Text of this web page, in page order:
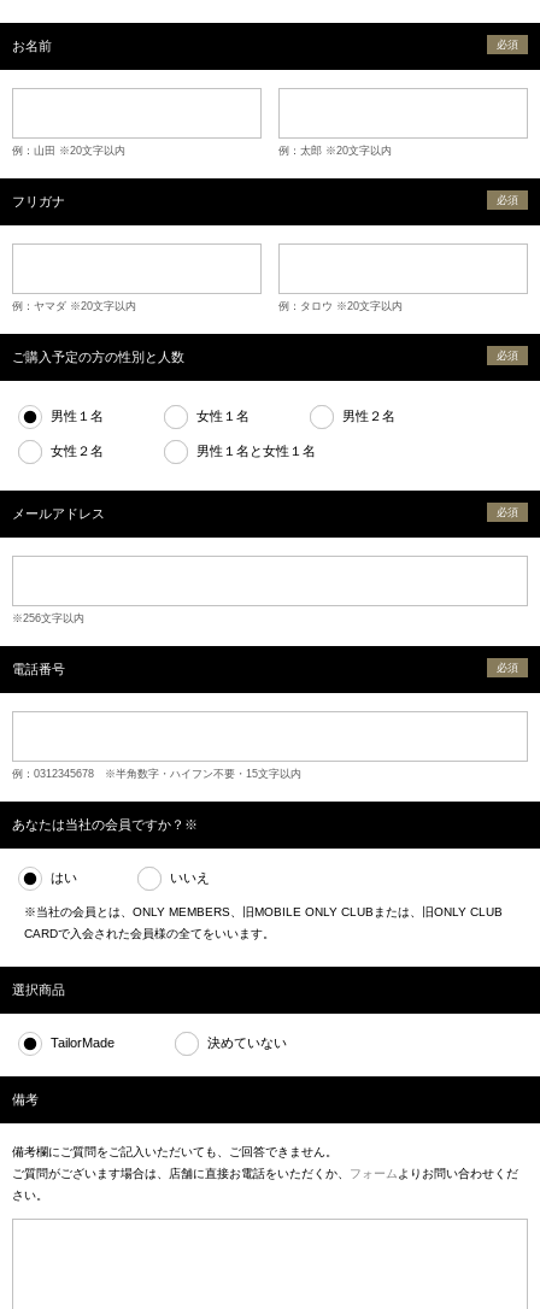
お名前 必須
例：山田 ※20文字以内 例：太郎 ※20文字以内
フリガナ 必須
例：ヤマダ ※20文字以内 例：タロウ ※20文字以内
ご購入予定の方の性別と人数 必須
男性１名 女性１名 男性２名
女性２名 男性１名と女性１名
メールアドレス 必須
※256文字以内
電話番号 必須
例：0312345678 ※半角数字・ハイフン不要・15文字以内
あなたは当社の会員ですか？※
はい いいえ
※当社の会員とは、ONLY MEMBERS、旧MOBILE ONLY CLUBまたは、旧ONLY CLUB
CARDで入会された会員様の全てをいいます。
選択商品
TailorMade 決めていない
備考
備考欄にご質問をご記入いただいても、ご回答できません。
ご質問がございます場合は、店舗に直接お電話をいただくか、 フォーム よりお問い合わせくだ
さい。